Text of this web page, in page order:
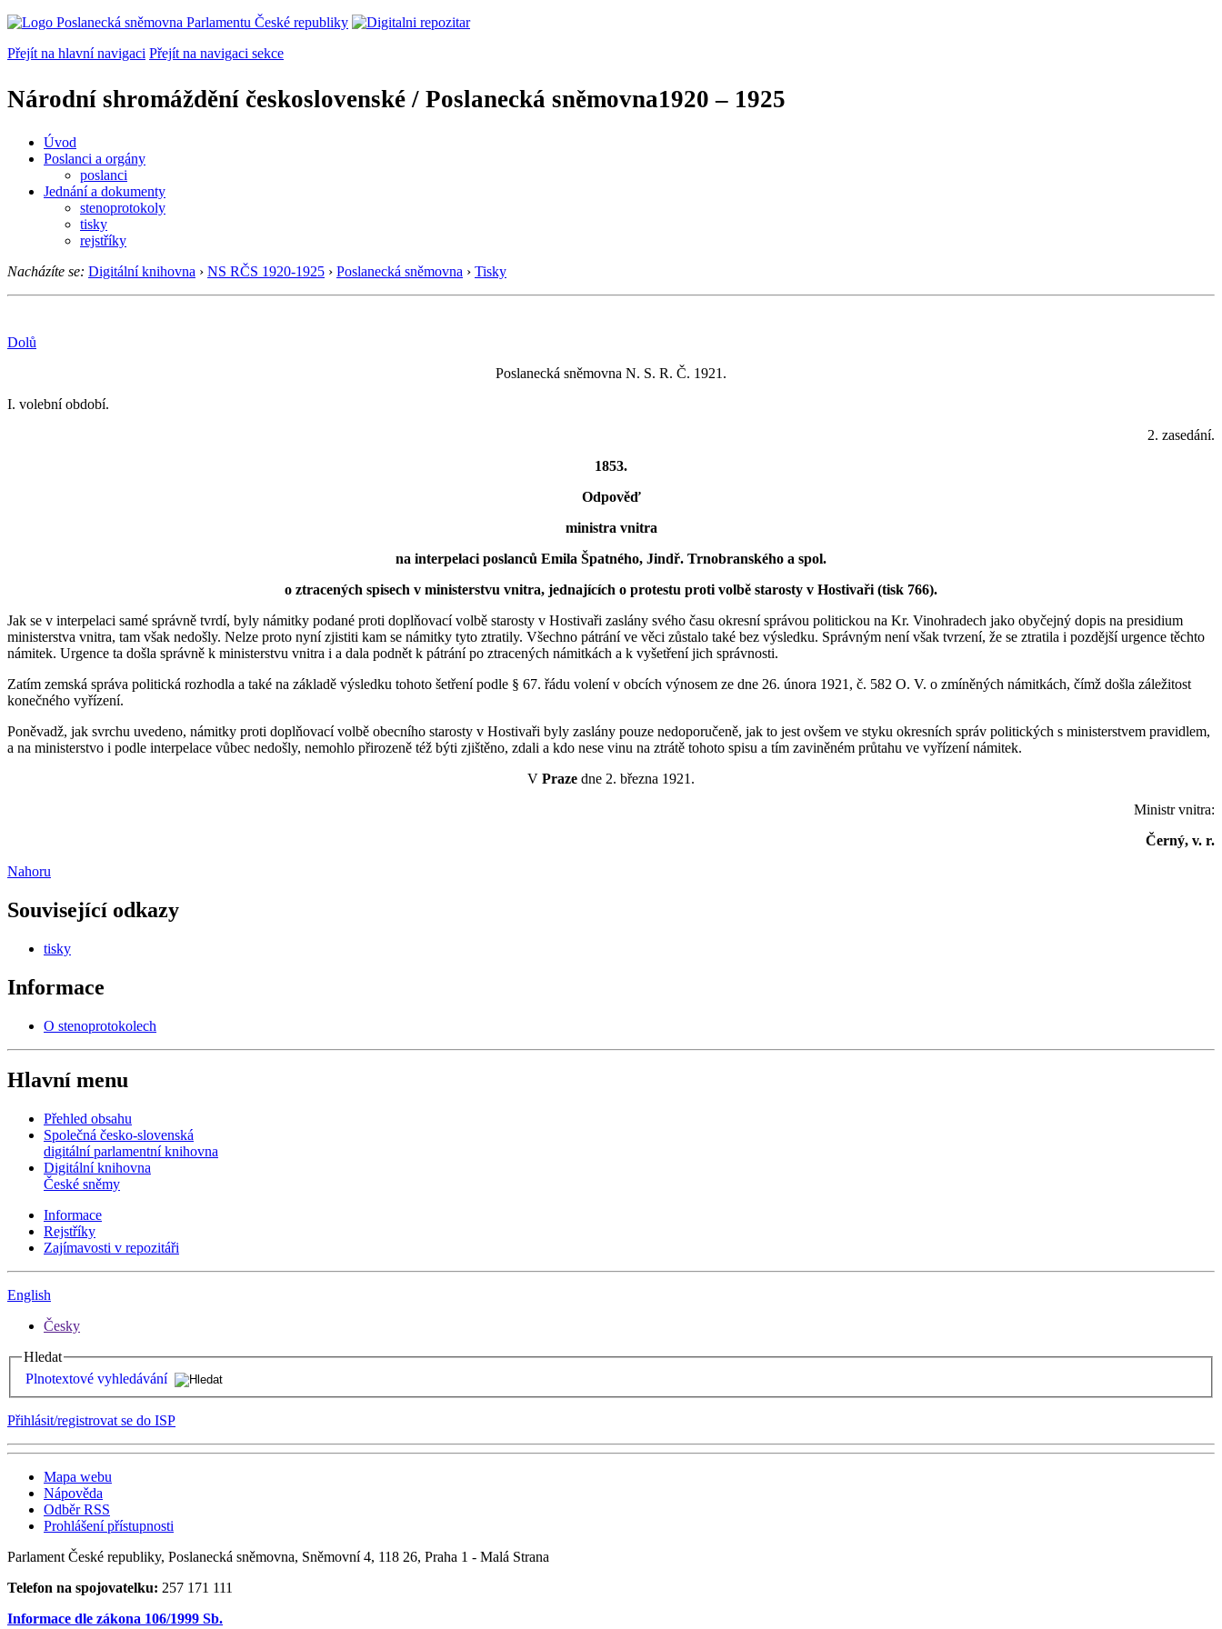
Přejít na hlavní navigaci Přejít na navigaci sekce
Národní shromáždění československé / Poslanecká sněmovna1920 – 1925
Úvod
Poslanci a orgány
poslanci
Jednání a dokumenty
stenoprotokoly
tisky
rejstříky
Nacházíte se: Digitální knihovna › NS RČS 1920-1925 › Poslanecká sněmovna › Tisky
Dolů
Poslanecká sněmovna N. S. R. Č. 1921.
I. volební období.
2. zasedání.
1853.
Odpověď
ministra vnitra
na interpelaci poslanců Emila Špatného, Jindř. Trnobranského a spol.
o ztracených spisech v ministerstvu vnitra, jednajících o protestu proti volbě starosty v Hostivaři (tisk 766).
Jak se v interpelaci samé správně tvrdí, byly námitky podané proti doplňovací volbě starosty v Hostivaři zaslány svého času okresní správou politickou na Kr. Vinohradech jako obyčejný dopis na presidium
ministerstva vnitra, tam však nedošly. Nelze proto nyní zjistiti kam se námitky tyto ztratily. Všechno pátrání ve věci zůstalo také bez výsledku. Správným není však tvrzení, že se ztratila i pozdější urgence těchto
námitek. Urgence ta došla správně k ministerstvu vnitra i a dala podnět k pátrání po ztracených námitkách a k vyšetření jich správnosti.
Zatím zemská správa politická rozhodla a také na základě výsledku tohoto šetření podle § 67. řádu volení v obcích výnosem ze dne 26. února 1921, č. 582 O. V. o zmíněných námitkách, čímž došla záležitost
konečného vyřízení.
Poněvadž, jak svrchu uvedeno, námitky proti doplňovací volbě obecního starosty v Hostivaři byly zaslány pouze nedoporučeně, jak to jest ovšem ve styku okresních správ politických s ministerstvem pravidlem,
a na ministerstvo i podle interpelace vůbec nedošly, nemohlo přirozeně též býti zjištěno, zdali a kdo nese vinu na ztrátě tohoto spisu a tím zaviněném průtahu ve vyřízení námitek.
V Praze dne 2. března 1921.
Ministr vnitra:
Černý, v. r.
Nahoru
Související odkazy
tisky
Informace
O stenoprotokolech
Hlavní menu
Přehled obsahu
Společná česko-slovenská
digitální parlamentní knihovna
Digitální knihovna
České sněmy
Informace
Rejstříky
Zajímavosti v repozitáři
English
Česky
Hledat
Plnotextové vyhledávání
Přihlásit/registrovat se do ISP
Mapa webu
Nápověda
Odběr RSS
Prohlášení přístupnosti
Parlament České republiky, Poslanecká sněmovna, Sněmovní 4, 118 26, Praha 1 - Malá Strana
Telefon na spojovatelku: 257 171 111
Informace dle zákona 106/1999 Sb.